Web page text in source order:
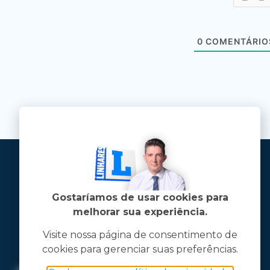
0
Jose Linhares Jr é maranhense.
Gostaríamos de usar cookies para
melhorar sua experiência.
Visite nossa página de consentimento de
cookies para gerenciar suas preferências.